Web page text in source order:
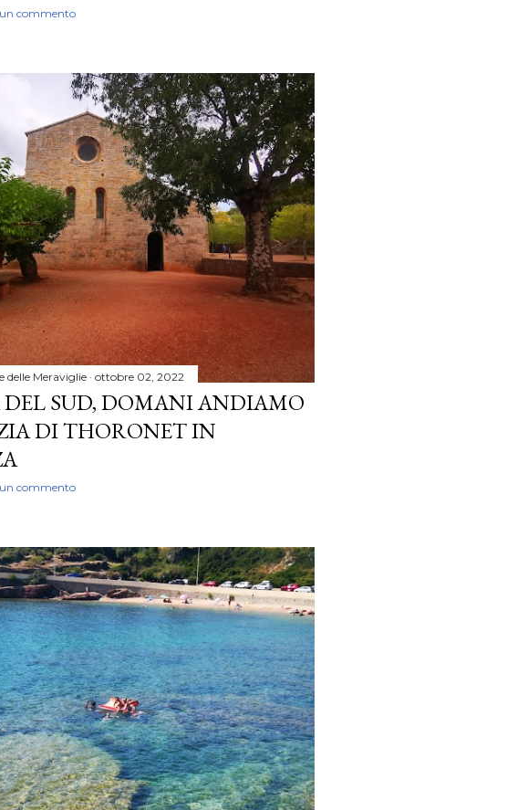
commento
delle Meraviglie ottobre 02, 2022
SUD, DOMANI ANDIAMO
DI THORONET IN
commento